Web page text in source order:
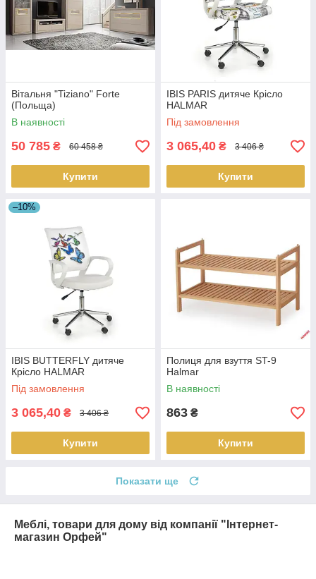
Вітальня "Tiziano" Forte
(Польща)
В наявності
50 785 ₴ 60 458 ₴
Купити
IBIS PARIS дитяче Крісло
HALMAR
Під замовлення
3 065,40 ₴ 3 406 ₴
Купити
–10%
IBIS BUTTERFLY дитяче
Крісло HALMAR
Під замовлення
3 065,40 ₴ 3 406 ₴
Купити
Полиця для взуття ST-9
Halmar
В наявності
863 ₴
Купити
Показати ще
Меблі, товари для дому від компанії "Інтернет-
магазин Орфей"